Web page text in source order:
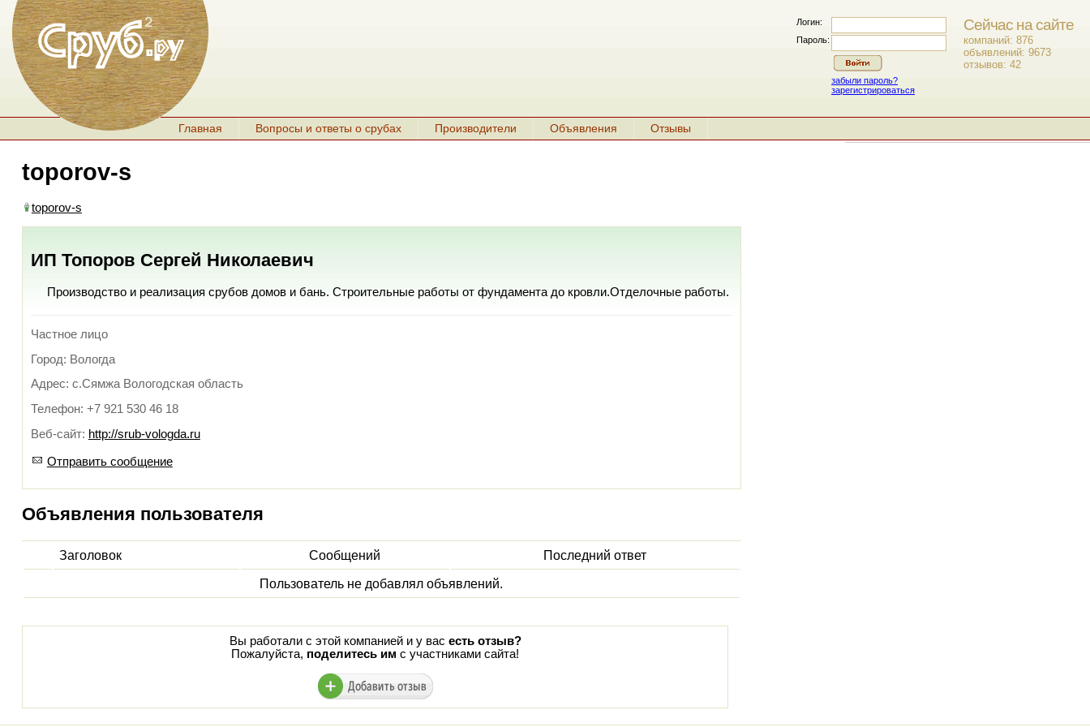
Главная Вопросы и ответы о срубах Производители Объявления Отзывы
Сейчас на сайте
компаний: 876
объявлений: 9673
отзывов: 42
Логин:
Пароль:
забыли пароль?
зарегистрироваться
toporov-s
toporov-s
ИП Топоров Сергей Николаевич
Производство и реализация срубов домов и бань. Строительные работы от фундамента до кровли.Отделочные работы.
Частное лицо
Город: Вологда
Адрес: с.Сямжа Вологодская область
Телефон: +7 921 530 46 18
Веб-сайт: http://srub-vologda.ru
Отправить сообщение
Объявления пользователя
Заголовок Сообщений Последний ответ
Пользователь не добавлял объявлений.
Вы работали с этой компанией и у вас есть отзыв?
Пожалуйста, поделитесь им с участниками сайта!